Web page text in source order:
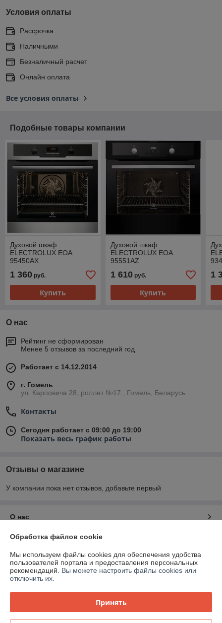
Условия оплаты
Рассрочка
Наличными
Безналичный расчет
Онлайн оплата
Все условия оплаты
Подобные товары компании
Духовой шкаф
ELECTROLUX EOA
95450AX
1 360 руб.
Купить
Духовой шкаф
ELECTROLUX EOA
95551AZ
1 610руб.
Купить
1
О нас
Рейтинг не сформирован
Менее 5 отзывов за последний год
Работает с 14.12.2014
г. Гомель
ул. Карповича 28, роллет №17., Гомель, Беларусь
Контакты
Сегодня работает с 09:00 до 19:00
Показать весь график работы
Отзывы о магазине
У компании пока нет отзывов, добавьте первый
О нас
Контакты
Доставка и оплата
Полная версия сайта
Обработка файлов cookie
Мы используем файлы cookies для обеспечения удобства
пользователей портала и предоставления персональных
рекомендаций. Вы можете настроить файлы cookies или
отключить их.
Принять